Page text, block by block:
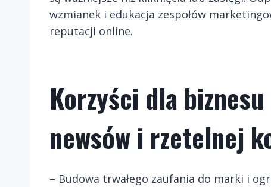
wzmianek i edukacja zespołów
reputacji online.
Korzyści dla
newsów i rzetelnej
– Budowa trwałego zaufania do marki i